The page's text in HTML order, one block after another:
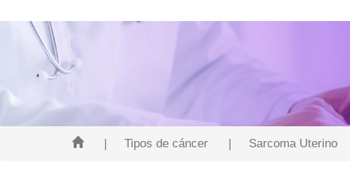
| Tipos de cáncer | Sarcoma Uterino